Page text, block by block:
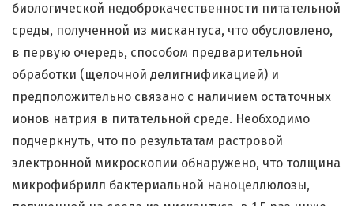
биологической недоброкачественности питательной
среды, полученной из мискантуса, что обусловлено,
в первую очередь, способом предварительной
обработки (щелочной делигнификацией) и
предположительно связано с наличием остаточных
ионов натрия в питательной среде. Необходимо
подчеркнуть, что по результатам растровой
электронной микроскопии обнаружено, что толщина
микрофибрилл бактериальной наноцеллюлозы,